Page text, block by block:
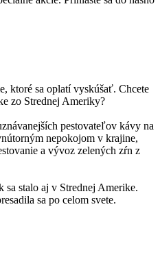
ktoré sa oplatí vyskúšať. Chcete
zo Strednej Ameriky?
pestovateľov kávy na
nepokojom v krajine,
a vývoz zelených zŕn z
sa stalo aj v Strednej Amerike.
sa po celom svete.